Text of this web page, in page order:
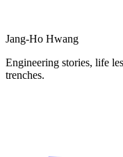
Jang-Ho Hwang
Engineering stories, life
trenches.